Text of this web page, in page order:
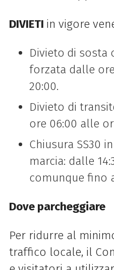
DIVIETI in vigore
Divieto di sosta
forzata dalle
20:00.
Divieto di
ore 06:00 alle
Chiusura SS30
marcia: dalle
comunque fino
Dove parcheggiare
Per ridurre al
traffico locale, il